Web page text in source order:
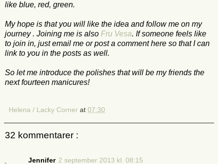
like blue, red, green.
My hope is that you will like the idea and follow me on my
journey . Joining me is also Fru Vesa. If someone feels like
to join in, just email me or post a comment here so that I can
link to you in the posts as well.
So let me introduce the polishes that will be my friends the
next fourteen manicures!
Helena / Lacky Corner at 07:30
32 kommentarer :
Jennifer 2 september 2013 kl. 08:15